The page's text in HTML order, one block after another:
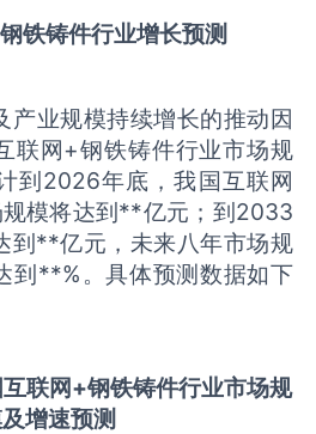
铁铸件行业增长预测
产业规模持续增长的推动因
联网+钢铁铸件行业市场规
到2026年底，我国互联网
模将达到**亿元；到2033
到**亿元，未来八年市场规
到**%。具体预测数据如下
互联网+钢铁铸件行业市场规
增速预测